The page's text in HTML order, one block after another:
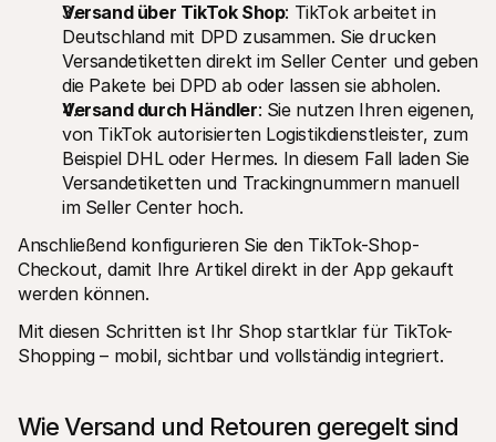
Versand über TikTok Shop: TikTok arbeitet in
Deutschland mit DPD zusammen. Sie drucken
Versandetiketten direkt im Seller Center und geben
die Pakete bei DPD ab oder lassen sie abholen.
Versand durch Händler: Sie nutzen Ihren eigenen,
von TikTok autorisierten Logistikdienstleister, zum
Beispiel DHL oder Hermes. In diesem Fall laden Sie
Versandetiketten und Trackingnummern manuell
im Seller Center hoch.
Anschließend konfigurieren Sie den TikTok-Shop-
Checkout, damit Ihre Artikel direkt in der App gekauft
werden können.
Mit diesen Schritten ist Ihr Shop startklar für TikTok-
Shopping – mobil, sichtbar und vollständig integriert.
Wie Versand und Retouren geregelt sind